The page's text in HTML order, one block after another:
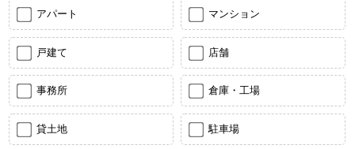
アパート マンション
戸建て 店舗
事務所 倉庫・工場
貸土地 駐車場